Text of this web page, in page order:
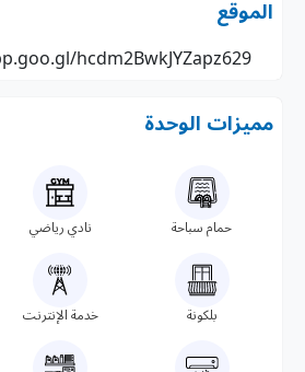
الموقع
hcdm2BwkJYZapz629
مميزات الوحدة
حمام سباحة نادي رياضي
بلكونة خدمة الإنترنت